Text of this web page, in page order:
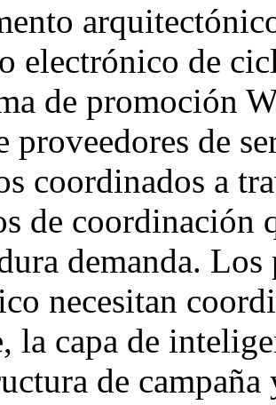
electrónico de
de promoción
proveedores de
coordinados a
de coordinación
demanda.
necesitan
la capa de
de